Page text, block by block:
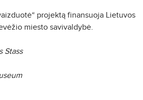
projektą finansuoja Lietuvos
miesto savivaldybė.
Stass